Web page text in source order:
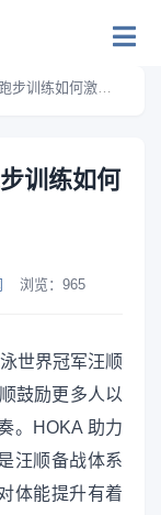
何激发无限潜能？
训练如何
浏览： 965
世界冠军汪顺
鼓励更多人以
。HOKA 助力
汪顺备战体系
体能提升有着